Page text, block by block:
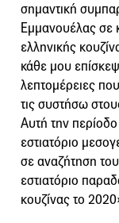
σημαντική
Εμμανουέλας σε
ελληνικής
κάθε μου
λεπτομέρειες
τις συστήσω
Αυτή την
εστιατόριο
σε αναζήτηση
εστιατόριο
κουζίνας το